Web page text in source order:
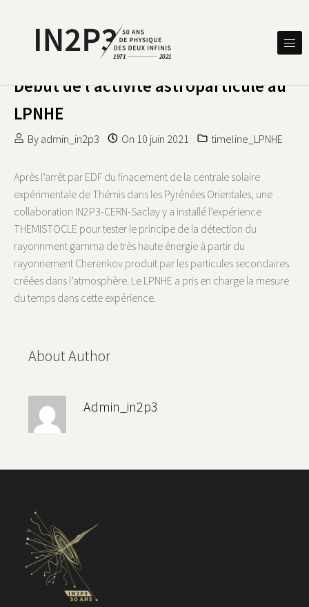
IN2P3 50 ANS DE PHYSIQUE
Début de l’activité astroparticule au
LPNHE
By admin_in2p3 On 10 juin 2021 timeline_LPNHE
Après l’arrêt par EDF du finacement de la centrale solaire
expérimentale de Thémis dans les Pyrénées Orientales, une
collaboration IN2P3-CERN-Saclay y a installé l’expérience
THEMISTOCLE pour tester le principe de la détection du
rayonnment gamma de très haute énergie à partir du
rayonnement Cherenkov produit par les particules secondaires
créées dans l’atmosphère. Le LPNHE a pris en charge la mesure
du temps dans cette expérience.
About Author
Admin_in2p3